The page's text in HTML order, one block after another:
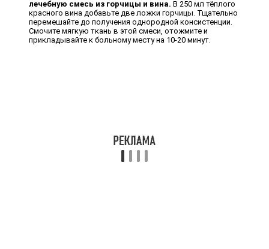
лечебную смесь из горчицы и вина. В 250 мл тёплого
красного вина добавьте две ложки горчицы. Тщательно
перемешайте до получения однородной консистенции.
Смочите мягкую ткань в этой смеси, отожмите и
прикладывайте к больному месту на 10-20 минут.